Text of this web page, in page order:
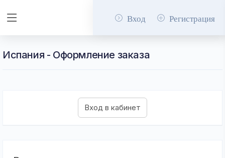
Вход Регистрация
Испания - Оформление заказа